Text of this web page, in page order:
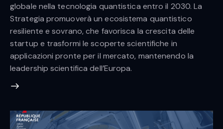
globale nella tecnologia quantistica entro il 2030. La
Strategia promuoverà un ecosistema quantistico
resiliente e sovrano, che favorisca la crescita delle
startup e trasformi le scoperte scientifiche in
applicazioni pronte per il mercato, mantenendo la
leadership scientifica dell’Europa.